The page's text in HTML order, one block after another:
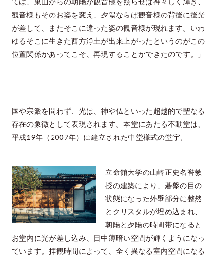
観音様もそのお姿を変え、夕陽ならば観音様の背後に後光
が差して、またそこに違った姿の観音様が現れます。いわ
ゆるそこに生きた西方浄土が出来上がったというのがこの
位置関係があってこそ、再現することができたのです。」
国や宗派を問わず、光は、神や仏といった超越的で聖なる
存在の象徴として表現されます。本堂にあたる不動堂は、
平成19年（2007年）に建立された中堂様式の堂宇。
立命館大学の山崎正史名誉教
授の建築により、碁盤の目の
状態になった外壁部分に整然
とクリスタルが埋め込まれ、
朝陽と夕陽の時間帯になると
お堂内に光が差し込み、日中薄暗い空間が輝くようになっ
ています。拝観時間によって、全く異なる室内空間になる